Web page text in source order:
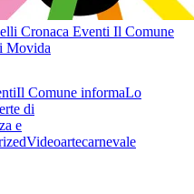
Cronaca Eventi Il Comune
Movida
Il Comune informaLo
di
e
Videoartecarnevale